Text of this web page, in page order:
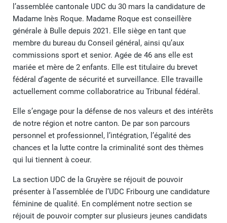
l’assemblée cantonale UDC du 30 mars la candidature de
Madame Inès Roque. Madame Roque est conseillère
générale à Bulle depuis 2021. Elle siège en tant que
membre du bureau du Conseil général, ainsi qu’aux
commissions sport et senior. Agée de 46 ans elle est
mariée et mère de 2 enfants. Elle est titulaire du brevet
fédéral d’agente de sécurité et surveillance. Elle travaille
actuellement comme collaboratrice au Tribunal fédéral.
Elle s’engage pour la défense de nos valeurs et des intérêts
de notre région et notre canton. De par son parcours
personnel et professionnel, l’intégration, l’égalité des
chances et la lutte contre la criminalité sont des thèmes
qui lui tiennent à coeur.
La section UDC de la Gruyère se réjouit de pouvoir
présenter à l’assemblée de l’UDC Fribourg une candidature
féminine de qualité. En complément notre section se
réjouit de pouvoir compter sur plusieurs jeunes candidats